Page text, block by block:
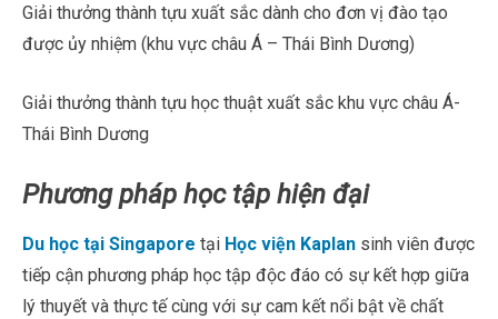
Giải thưởng thành tựu xuất sắc dành cho đơn vị đào tạo
được ủy nhiệm (khu vực châu Á – Thái Bình Dương)
Giải thưởng thành tựu học thuật xuất sắc khu vực châu Á-
Thái Bình Dương
Phương pháp học tập hiện đại
Du học tại Singapore tại Học viện Kaplan sinh viên được
tiếp cận phương pháp học tập độc đáo có sự kết hợp giữa
lý thuyết và thực tế cùng với sự cam kết nổi bật về chất